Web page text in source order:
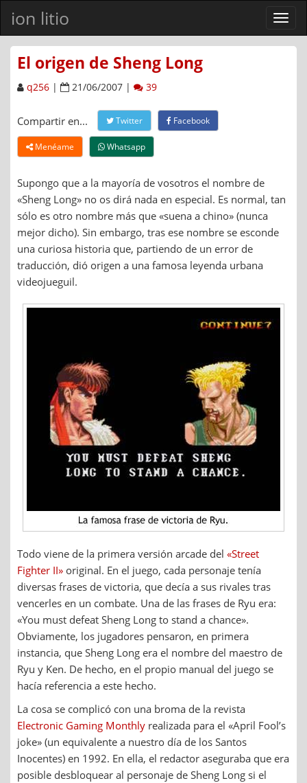
ion litio
Ver
menú
El origen de Sheng Long
q256 | 21/06/2007 | 39
Compartir en... Twitter Facebook
Menéame Whatsapp
Supongo que a la mayoría de vosotros el nombre de
«Sheng Long» no os dirá nada en especial. Es normal, tan
sólo es otro nombre más que «suena a chino» (nunca
mejor dicho). Sin embargo, tras ese nombre se esconde
una curiosa historia que, partiendo de un error de
traducción, dió origen a una famosa leyenda urbana
videojueguil.
Todo viene de la primera versión arcade del «Street
Fighter II» original. En el juego, cada personaje tenía
diversas frases de victoria, que decía a sus rivales tras
vencerles en un combate. Una de las frases de Ryu era:
«You must defeat Sheng Long to stand a chance».
Obviamente, los jugadores pensaron, en primera
instancia, que Sheng Long era el nombre del maestro de
Ryu y Ken. De hecho, en el propio manual del juego se
hacía referencia a este hecho.
La cosa se complicó con una broma de la revista
Electronic Gaming Monthly realizada para el «April Fool’s
joke» (un equivalente a nuestro día de los Santos
Inocentes) en 1992. En ella, el redactor aseguraba que era
posible desbloquear al personaje de Sheng Long si el